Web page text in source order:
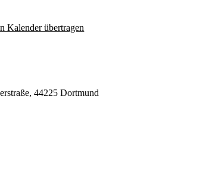
Kalender übertragen
44225 Dortmund